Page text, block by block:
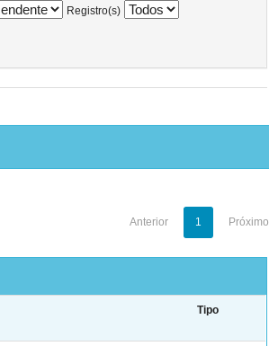
Registro(s)
Anterior 1 Próximo
Tipo